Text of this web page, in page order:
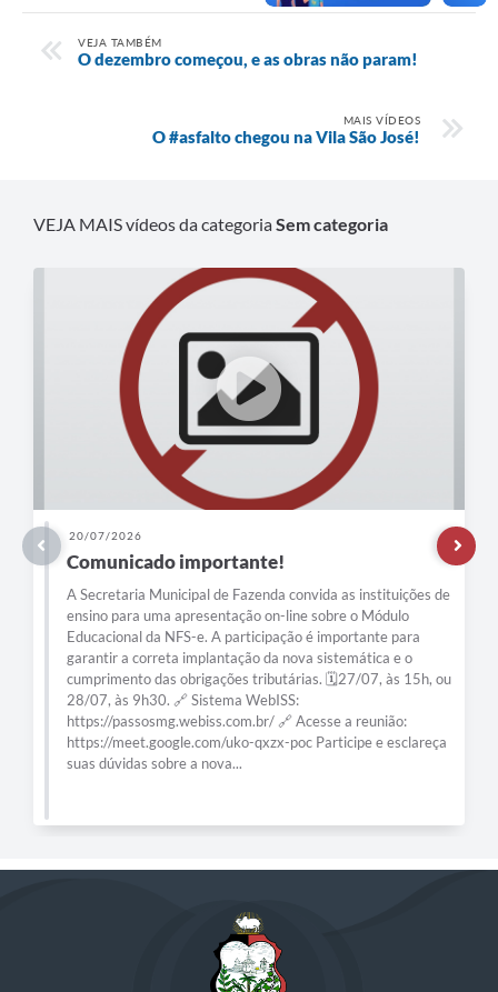
VEJA TAMBÉM
O dezembro começou, e as obras não param!
MAIS VÍDEOS
O #asfalto chegou na Vila São José!
VEJA MAIS vídeos da categoriaSem categoria
20/07/2026
Comunicado importante!
A Secretaria Municipal de Fazenda convida as instituições de
ensino para uma apresentação on-line sobre o Módulo
Educacional da NFS-e. A participação é importante para
garantir a correta implantação da nova sistemática e o
cumprimento das obrigações tributárias. 🗓️27/07, às 15h, ou
28/07, às 9h30. 🔗 Sistema WebISS:
https://passosmg.webiss.com.br/ 🔗 Acesse a reunião:
https://meet.google.com/uko-qxzx-poc Participe e esclareça
suas dúvidas sobre a nova...